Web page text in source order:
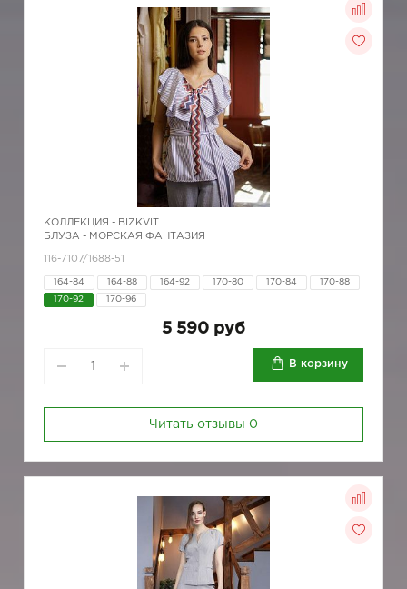
КОЛЛЕКЦИЯ - BIZKVIT
БЛУЗА - МОРСКАЯ ФАНТАЗИЯ
116-7107/1688-51
164-84 164-88 164-92 170-80 170-84 170-88
170-92 170-96
5 590 руб
В корзину
Читать отзывы 0